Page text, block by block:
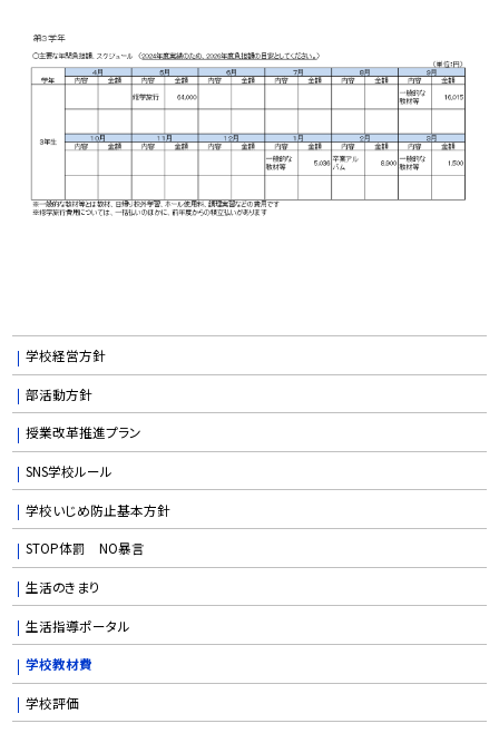
学校経営方針
部活動方針
授業改革推進プラン
SNS学校ルール
学校いじめ防止基本方針
STOP体罰 NO暴言
生活のきまり
生活指導ポータル
学校教材費
学校評価